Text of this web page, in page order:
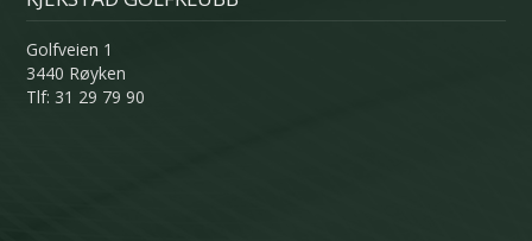
Golfveien 1
3440 Røyken
Tlf: 31 29 79 90